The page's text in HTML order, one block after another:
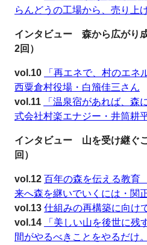
らんどうの工場から、売り上
インタビュー
森から広がり
2回）
vol.10
「再エネで、村のエネ
西粟倉村役場・白籏佳三さん
vol.11
「温泉宿があれば、森
式会社村楽エナジー・井筒耕
インタビュー 山を受け継ぐ
回）
vol.12 百年の森を伝える教
来へ森を継いでいくには・関
vol.13 仕組みの再構築に向け
vol.14
「美しい山を後世に残
間がやるべきことをやるだけ